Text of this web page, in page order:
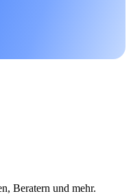
Beratern und mehr.